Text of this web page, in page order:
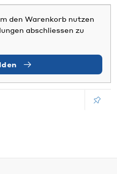
den Warenkorb nutzen
abschliessen zu